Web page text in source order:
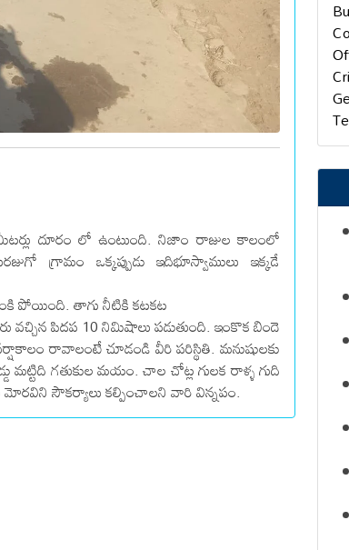
దూరం లో ఉంటుంది. నిజాం రాజుల కాలంలో
గ్రామం ఒక్కప్పుడు ఇదిభూస్వాములు ఇక్కడే
పోయింది. తాగు నీటికి కటకట
వచ్చిన పిదప 10 నిమిషాలు పడుతుంది. ఇంకొక బిందె
రావాలంటే చూడండి వీరి పరిస్థితి. మనుషులకు
మట్టిది గతుకుల మయం. చాల చోట్ల గులక రాళ్ళ గుది
మోరవిని సౌకర్యాలు కల్పించాలని వారి విన్నపం.